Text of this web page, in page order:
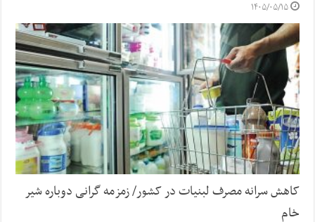
۱۴۰۵/۰۵/۱۵
کاهش سرانه مصرف لبنیات در کشور/ زمزمه گرانی دوباره شیر
خام